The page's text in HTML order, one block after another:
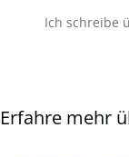
Ich schreibe
Erfahre mehr